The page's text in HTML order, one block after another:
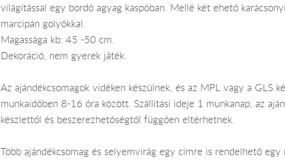
világítással egy bordó agyag kaspóban. Mellé két ehető
marcipán golyókkal.
Magassága kb: 45 -50 cm.
Dekoráció, nem gyerek játék.
Az ajándékcsomagok vidéken készülnek, és az MPL vagy a GLS
munkaidőben 8-16 óra között. Szállítási ideje 1 munkanap, az
készlettől és beszerezhetőségtől függően eltérhetnek.
Több ajándékcsomag és selyemvirág egy címre is rendelhető